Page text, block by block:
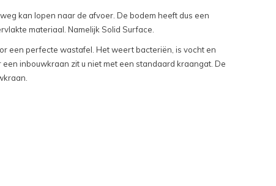
kan lopen naar de afvoer. De bodem heeft dus een
materiaal. Namelijk Solid Surface.
een perfecte wastafel. Het weert bacteriën, is vocht en
inbouwkraan zit u niet met een standaard kraangat. De